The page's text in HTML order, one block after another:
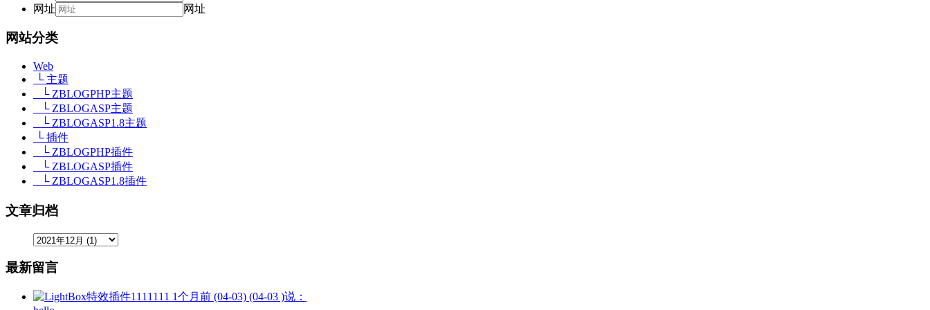
网址 网址
网站分类
Web
└ 主题
└ ZBLOGPHP主题
└ ZBLOGASP主题
└ ZBLOGASP1.8主题
└ 插件
└ ZBLOGPHP插件
└ ZBLOGASP插件
└ ZBLOGASP1.8插件
文章归档
最新留言
1111111 1个月前 (04-03) (04-03 )说：